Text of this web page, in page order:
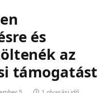
és
az
támogatást